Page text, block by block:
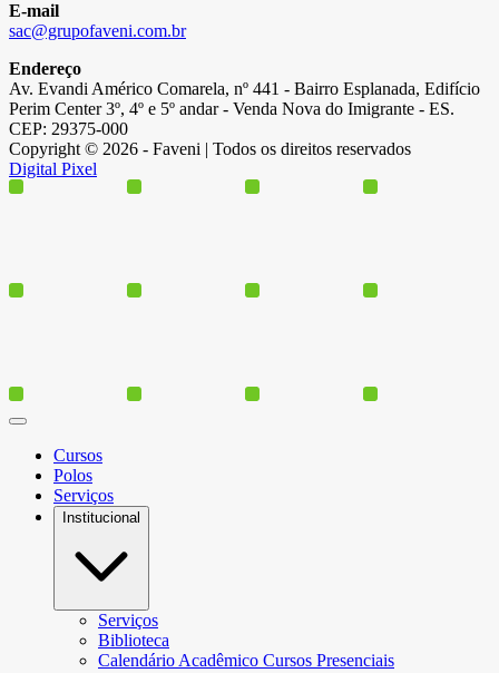
E-mail
sac@grupofaveni.com.br
Endereço
Av. Evandi Américo Comarela, nº 441 - Bairro Esplanada, Edifício
Perim Center 3º, 4º e 5º andar - Venda Nova do Imigrante - ES.
CEP: 29375-000
Copyright © 2026 - Faveni | Todos os direitos reservados
Digital Pixel
Cursos
Polos
Serviços
Institucional
Serviços
Biblioteca
Calendário Acadêmico Cursos Presenciais